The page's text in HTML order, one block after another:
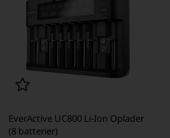
EverActive UC800 Li-Ion Oplader
(8 batterier)